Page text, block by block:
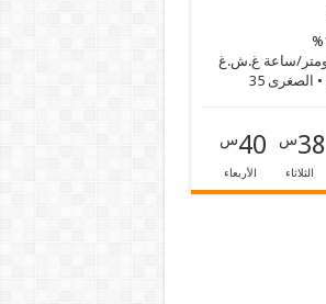
38س
الثلاثاء
40س
الأربعاء